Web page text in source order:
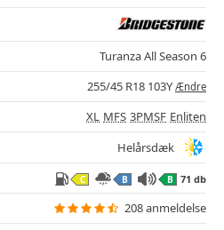
Turanza All Season 6
255/45 R18 103Y Ændre
XL MFS 3PMSF Enliten
Helårsdæk
C B B 71 db
208 anmeldelse